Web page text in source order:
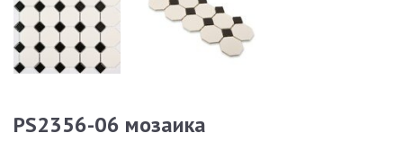
PS2356-06 мозаика